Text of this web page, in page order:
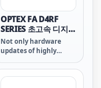
OPTEX FA D4RF
SERIES 초고속 디지털
화이버 앰플리파이어
Not only hardware
updates of highly
and large LED
indicators, but also